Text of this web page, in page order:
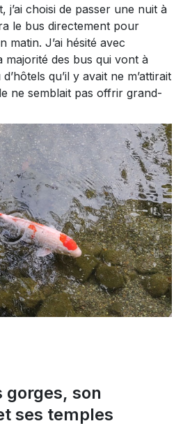
j’ai choisi de passer une nuit à
le bus directement pour
matin. J’ai hésité avec
des bus qui vont à
qu’il y avait ne m’attirait
ne semblait pas offrir grand-
gorges, son
ses temples